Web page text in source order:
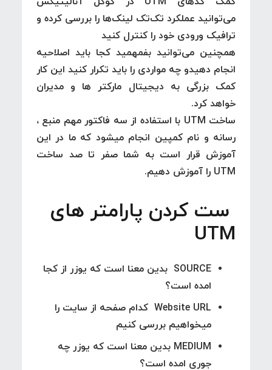
می‌توانید عملکرد تک‌تک لینک‌ها را بررسی کرده و
ترافیک ورودی خود را کنترل کنید
همچنین می‌توانید بفمهمید کجا باید اصلاحیه
انجام دهیدو چه مواردی را باید تکرار کنید این کار
کمک بزرگی به دیجیتال مارکتر ها و مدیران
خواهد کرد.
ساخت UTM با استفاده از سه فاکتور مهم منبع ،
رسانه و نام کمپین انجام میشود که ما در این
آموزش قرار است به شما صفر تا صد ساخت
UTM را آموزش دهیم.
ست کردن پارامتر های
UTM
SOURCE بدین معنا است که یوزر از کجا
امده است؟
Website URL کدام صفحه از سایت را
میخواهیم بررسی کنیم
MEDIUM بدین معنا است که یوزر چه
جوری امده است؟